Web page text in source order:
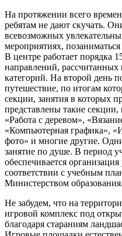
На протяжении всего
ребятам не дают скучать.
всевозможных
мероприятиях,
В центре работает порядка
направлений, рассчитанных
категорий. На второй день
путешествие, по итогам
секции, занятия в которых
представлены такие
«Работа с деревом»,
«Компьютерная графика»,
фото» и многие другие.
занятие по душе. В период
обеспечивается
соответствии с учебным
Министерством образования.
Не забудем, что на
игровой комплекс под
благодаря стараниям